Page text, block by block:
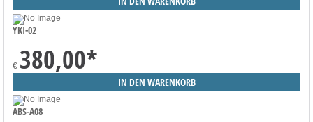
YKI-02
€ 380,00*
ABS-A08